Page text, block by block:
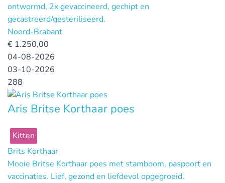
ontwormd, 2x gevaccineerd, gechipt en
gecastreerd/gesteriliseerd.
Noord-Brabant
€ 1.250,00
04-08-2026
03-10-2026
288
Aris Britse Korthaar poes
Kitten
Brits Korthaar
Mooie Britse Korthaar poes met stamboom, paspoort en
vaccinaties. Lief, gezond en liefdevol opgegroeid.